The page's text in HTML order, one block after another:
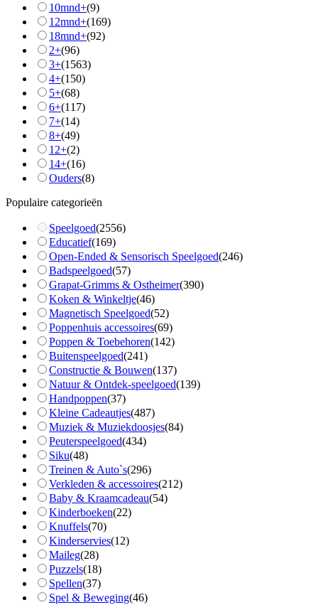
10mnd+(9)
12mnd+(169)
18mnd+(92)
2+(96)
3+(1563)
4+(150)
5+(68)
6+(117)
7+(14)
8+(49)
12+(2)
14+(16)
Ouders(8)
Populaire categorieën
Speelgoed(2556)
Educatief(169)
Open-Ended & Sensorisch Speelgoed(246)
Badspeelgoed(57)
Grapat-Grimms & Ostheimer(390)
Koken & Winkeltje(46)
Magnetisch Speelgoed(52)
Poppenhuis accessoires(69)
Poppen & Toebehoren(142)
Buitenspeelgoed(241)
Constructie & Bouwen(137)
Natuur & Ontdek-speelgoed(139)
Handpoppen(37)
Kleine Cadeautjes(487)
Muziek & Muziekdoosjes(84)
Peuterspeelgoed(434)
Siku(48)
Treinen & Auto`s(296)
Verkleden & accessoires(212)
Baby & Kraamcadeau(54)
Kinderboeken(22)
Knuffels(70)
Kinderservies(12)
Maileg(28)
Puzzels(18)
Spellen(37)
Spel & Beweging(46)